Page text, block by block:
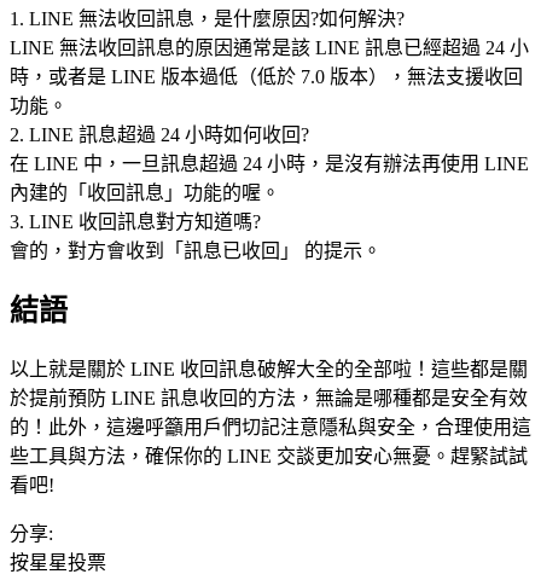
1. LINE 無法收回訊息，是什麼原因?如何解決?
LINE 無法收回訊息的原因通常是該 LINE 訊息已經超過 24 小
時，或者是 LINE 版本過低（低於 7.0 版本），無法支援收回
功能。
2. LINE 訊息超過 24 小時如何收回?
在 LINE 中，一旦訊息超過 24 小時，是沒有辦法再使用 LINE
內建的「收回訊息」功能的喔。
3. LINE 收回訊息對方知道嗎?
會的，對方會收到「訊息已收回」 的提示。
結語
以上就是關於 LINE 收回訊息破解大全的全部啦！這些都是關
於提前預防 LINE 訊息收回的方法，無論是哪種都是安全有效
的！此外，這邊呼籲用戶們切記注意隱私與安全，合理使用這
些工具與方法，確保你的 LINE 交談更加安心無憂。趕緊試試
看吧!
分享:
按星星投票